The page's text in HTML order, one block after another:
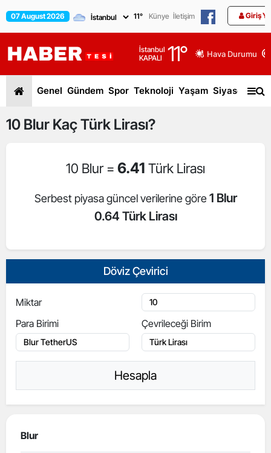
07 August 2026 11° Künye İletişim Giriş
İstanbul
KAPALI
11° Hava Durumu
Genel Gündem Spor Teknoloji Yaşam Siyaset
10 Blur Kaç Türk Lirası?
10 Blur = 6.41 Türk Lirası
Serbest piyasa güncel verilerine göre 1 Blur
0.64 Türk Lirası
Döviz Çevirici
Miktar
Para Birimi
Çevrileceği Birim
Hesapla
Blur